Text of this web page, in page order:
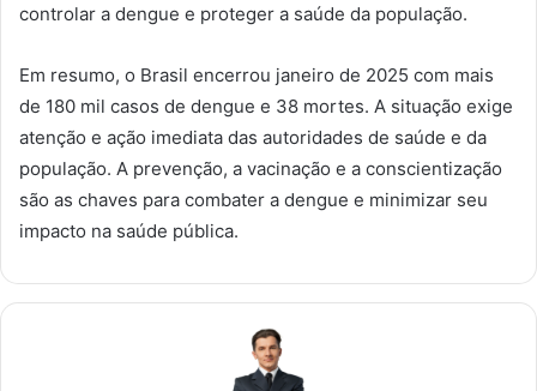
controlar a dengue e proteger a saúde da população.
Em resumo, o Brasil encerrou janeiro de 2025 com mais
de 180 mil casos de dengue e 38 mortes. A situação exige
atenção e ação imediata das autoridades de saúde e da
população. A prevenção, a vacinação e a conscientização
são as chaves para combater a dengue e minimizar seu
impacto na saúde pública.